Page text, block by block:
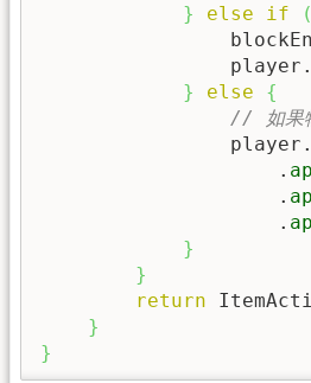
}
else if (
                player.
}
else
{
// 如果
                player.
                    .
                    .
                    .
}
}
return
}
}